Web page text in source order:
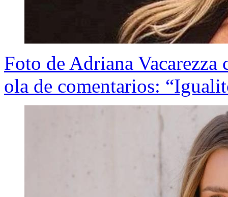
Foto de Adriana
ola de comentarios: